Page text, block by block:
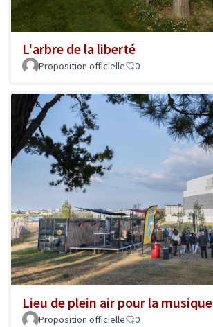
L'arbre de la liberté
Proposition officielle 0
Lieu de plein air pour la musique
Proposition officielle 0